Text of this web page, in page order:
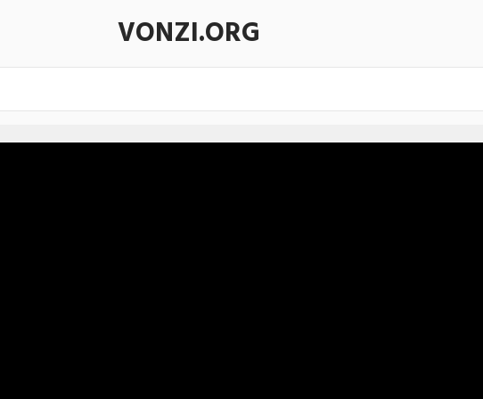
VONZI.ORG